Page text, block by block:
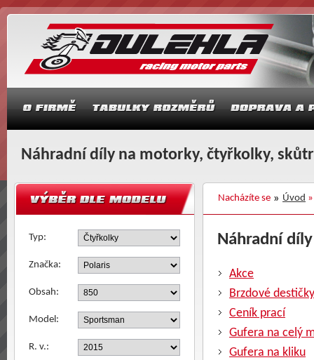
Náhradní díly na motorky, čtyřkolky,
Nacházíte se Úvod
Typ:
Značka:
Obsah:
Model:
R. v.:
Náhradní
Akce
Brzdové destičky
Ceník prací
Gufera na celý
Gufera na kliku